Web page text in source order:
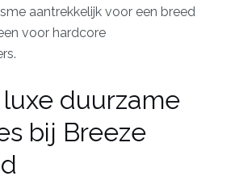
aantrekkelijk voor een breed
voor hardcore
duurzame
bij Breeze